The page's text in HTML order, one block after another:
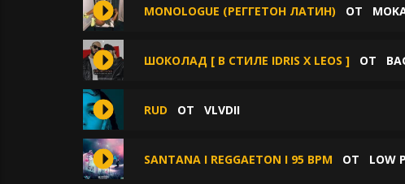
MONOLOGUE (РЕГГЕТОН ЛАТИН) ОТ
ШОКОЛАД [ В СТИЛЕ IDRIS X LEOS ] ОТ
RUD ОТ VLVDII
SANTANA I REGGAETON I 95 BPM ОТ LOW